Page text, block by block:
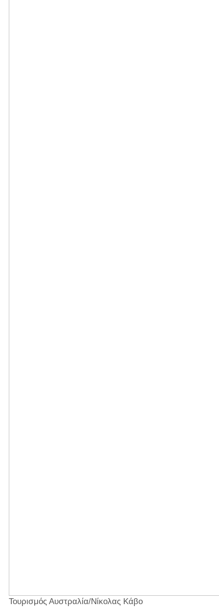
Τουρισμός Αυστραλία/Νίκολας Κάβο